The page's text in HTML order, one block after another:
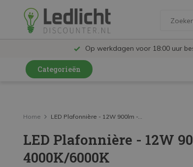
Op werkdagen voor 18:00 uur
Categorieën
LED Railspots
LED Panelen
LED TL
Home LED Plafonnière - 12W 900lm -...
LED Plafonnière - 12W
4000K/6000K